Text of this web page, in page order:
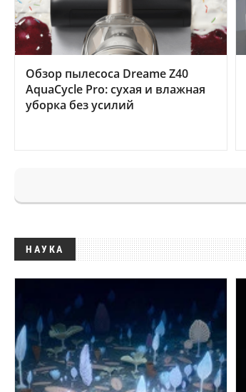
Обзор пылесоса Dreame Z40
AquaCycle Pro: сухая и влажная
уборка без усилий
НАУКА